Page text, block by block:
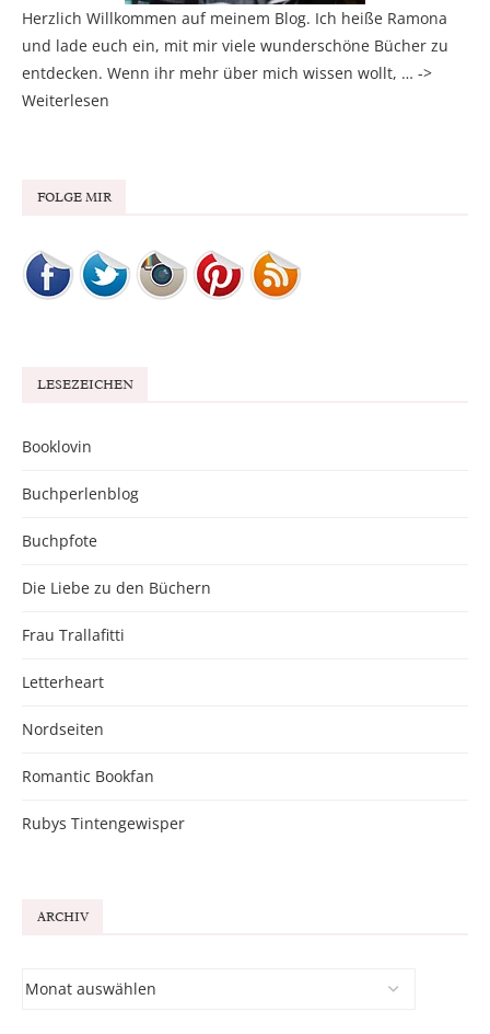
Herzlich Willkommen auf meinem Blog. Ich heiße Ramona
und lade euch ein, mit mir viele wunderschöne Bücher zu
entdecken. Wenn ihr mehr über mich wissen wollt, … ->
Weiterlesen
FOLGE MIR
LESEZEICHEN
Booklovin
Buchperlenblog
Buchpfote
Die Liebe zu den Büchern
Frau Trallafitti
Letterheart
Nordseiten
Romantic Bookfan
Rubys Tintengewisper
ARCHIV